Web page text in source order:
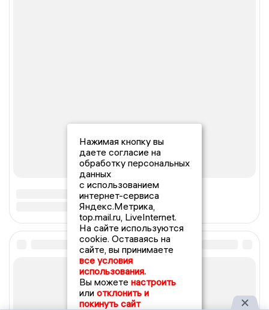
Нажимая кнопку вы
даете согласие на
обработку персональных
данных
с использованием
интернет-сервиса
Яндекс.Метрика,
top.mail.ru, LiveInternet.
На сайте используются
cookie. Оставаясь на
сайте, вы принимаете
все условия
использования.
Вы можете настроить
или отклонить и
покинуть сайт